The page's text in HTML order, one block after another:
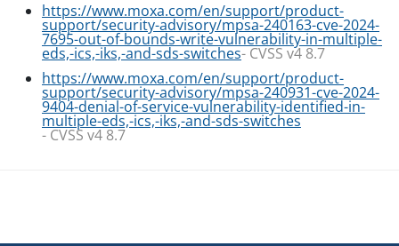
https://www.moxa.com/en/support/product-
support/security-advisory/mpsa-240163-cve-2024-
7695-out-of-bounds-write-vulnerability-in-multiple-
eds,-ics,-iks,-and-sds-switches- CVSS v4 8.7
https://www.moxa.com/en/support/product-
support/security-advisory/mpsa-240931-cve-2024-
9404-denial-of-service-vulnerability-identified-in-
multiple-eds,-ics,-iks,-and-sds-switches
- CVSS v4 8.7